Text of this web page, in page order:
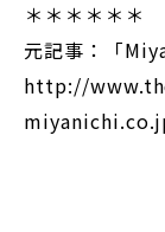
＊＊＊＊＊＊
元記事：「
http://